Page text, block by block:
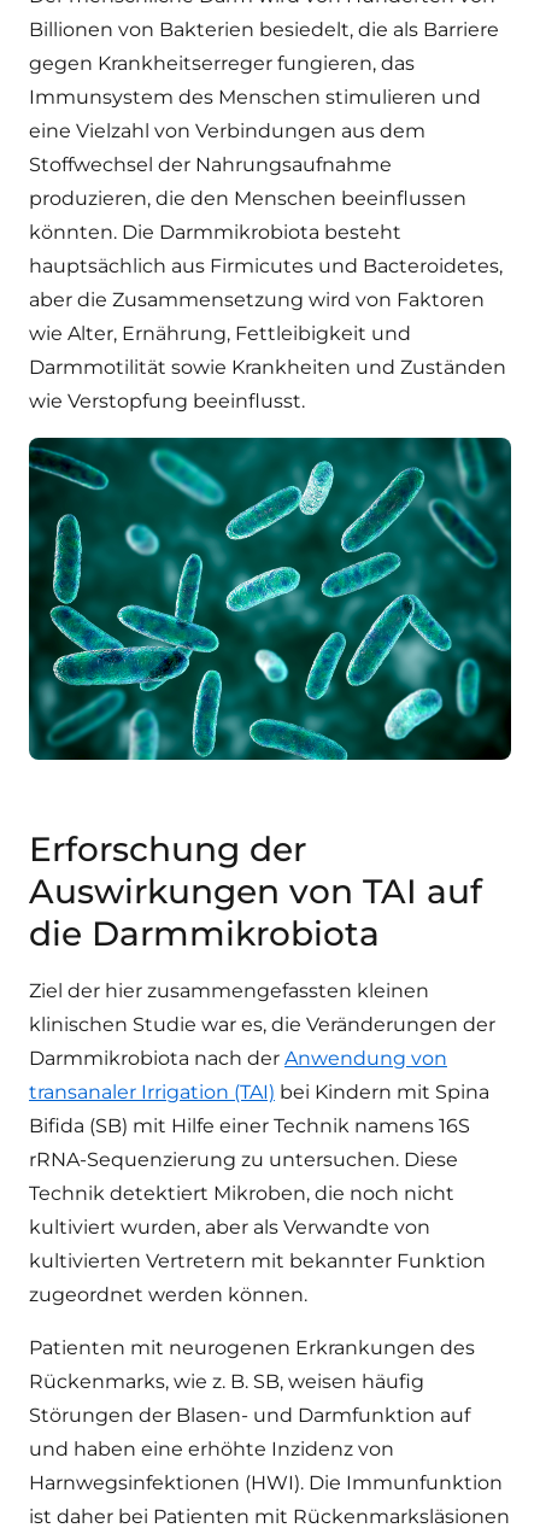
Billionen von Bakterien besiedelt, die als Barriere
gegen Krankheitserreger fungieren, das
Immunsystem des Menschen stimulieren und
eine Vielzahl von Verbindungen aus dem
Stoffwechsel der Nahrungsaufnahme
produzieren, die den Menschen beeinflussen
könnten. Die Darmmikrobiota besteht
hauptsächlich aus Firmicutes und Bacteroidetes,
aber die Zusammensetzung wird von Faktoren
wie Alter, Ernährung, Fettleibigkeit und
Darmmotilität sowie Krankheiten und Zuständen
wie Verstopfung beeinflusst.
Erforschung der
Auswirkungen von TAI auf
die Darmmikrobiota
Ziel der hier zusammengefassten kleinen
klinischen Studie war es, die Veränderungen der
Darmmikrobiota nach der Anwendung von
transanaler Irrigation (TAI) bei Kindern mit Spina
Bifida (SB) mit Hilfe einer Technik namens 16S
rRNA-Sequenzierung zu untersuchen. Diese
Technik detektiert Mikroben, die noch nicht
kultiviert wurden, aber als Verwandte von
kultivierten Vertretern mit bekannter Funktion
zugeordnet werden können.
Patienten mit neurogenen Erkrankungen des
Rückenmarks, wie z. B. SB, weisen häufig
Störungen der Blasen- und Darmfunktion auf
und haben eine erhöhte Inzidenz von
Harnwegsinfektionen (HWI). Die Immunfunktion
ist daher bei Patienten mit Rückenmarksläsionen